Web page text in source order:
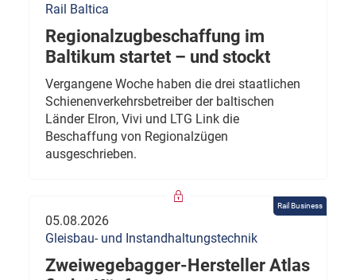
Rail Baltica
Regionalzugbeschaffung im
Baltikum startet – und stockt
Vergangene Woche haben die drei staatlichen
Schienenverkehrsbetreiber der baltischen
Länder Elron, Vivi und LTG Link die
Beschaffung von Regionalzügen
ausgeschrieben.
Rail Business
05.08.2026
Gleisbau- und Instandhaltungstechnik
Zweiwegebagger-Hersteller Atlas